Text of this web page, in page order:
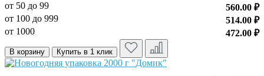
от 50 до 99
560.00 ₽
от 100 до 999
514.00 ₽
от 1000
472.00 ₽
В корзину Купить в 1 клик